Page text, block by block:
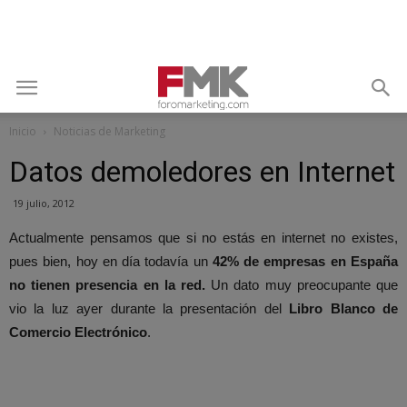
Inicio Noticias de Marketing
Datos demoledores en Internet
19 julio, 2012
Actualmente pensamos que si no estás en internet no existes,
pues bien, hoy en día todavía un 42% de empresas en España
no tienen presencia en la red. Un dato muy preocupante que
vio la luz ayer durante la presentación del Libro Blanco de
Comercio Electrónico.